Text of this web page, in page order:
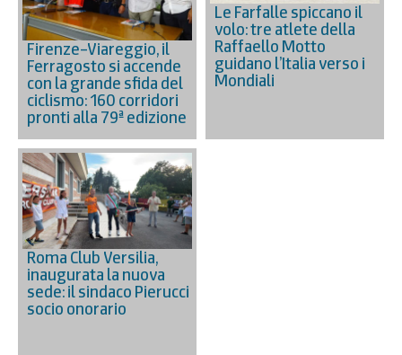
Firenze–Viareggio, il
Ferragosto si accende
con la grande sfida del
ciclismo: 160 corridori
pronti alla 79ª edizione
Le Farfalle spiccano il
volo: tre atlete della
Raffaello Motto
guidano l’Italia verso i
Mondiali
Roma Club Versilia,
inaugurata la nuova
sede: il sindaco Pierucci
socio onorario